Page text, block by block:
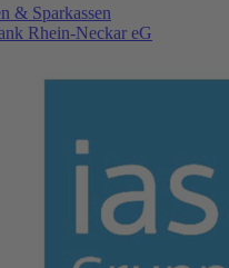
& Sparkassen
Rhein-Neckar eG